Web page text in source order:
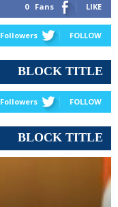
0 Fans LIKE
Followers FOLLOW
BLOCK TITLE
Followers FOLLOW
BLOCK TITLE